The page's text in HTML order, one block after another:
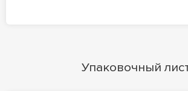
Упаковочный